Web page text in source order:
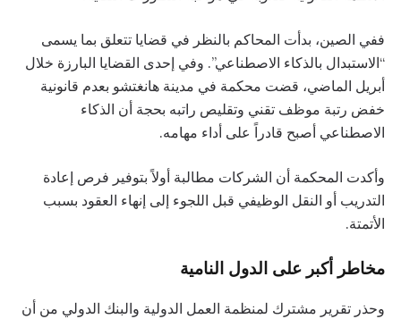
ففي الصين، بدأت المحاكم بالنظر في قضايا تتعلق بما يسمى
“الاستبدال بالذكاء الاصطناعي”. وفي إحدى القضايا البارزة خلال
أبريل الماضي، قضت محكمة في مدينة هانغتشو بعدم قانونية
خفض رتبة موظف تقني وتقليص راتبه بحجة أن الذكاء
الاصطناعي أصبح قادراً على أداء مهامه.
وأكدت المحكمة أن الشركات مطالبة أولاً بتوفير فرص إعادة
التدريب أو النقل الوظيفي قبل اللجوء إلى إنهاء العقود بسبب
الأتمتة.
مخاطر أكبر على الدول النامية
وحذر تقرير مشترك لمنظمة العمل الدولية والبنك الدولي من أن